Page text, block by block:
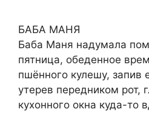
БАБА МАНЯ
Баба Маня надумала
пятница, обеденное
пшённого кулешу, запив
утерев передником рот,
кухонного окна куда-то